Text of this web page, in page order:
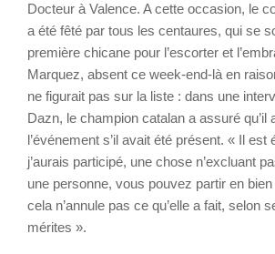
Docteur à Valence. A cette occasion, le
a été fêté par tous les centaures, qui se
première chicane pour l’escorter et
Marquez, absent ce week-end-là en
ne figurait pas sur la liste : dans une
Dazn, le champion catalan a assuré qu’il
l’événement s’il avait été présent. « Il est
j’aurais participé, une chose n’excluant
une personne, vous pouvez partir en
cela n’annule pas ce qu’elle a fait, selon
mérites ».